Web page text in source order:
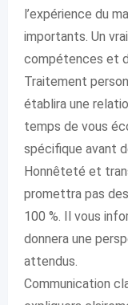
l’expérience du
importants. Un
compétences et
Traitement
établira une
temps de vous
spécifique avant
Honnêteté et
promettra pas
100 %. Il vous
donnera une
attendus.
Communication